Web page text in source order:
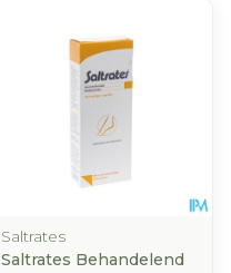
Saltrates
Saltrates Behandelend